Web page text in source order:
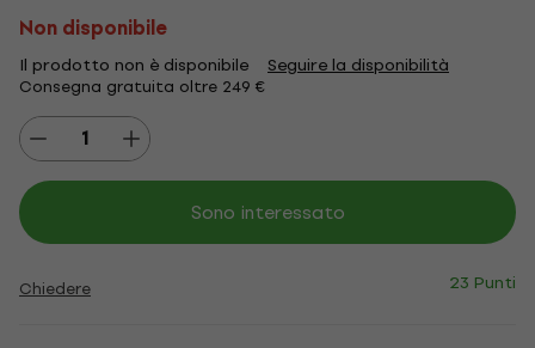
Non disponibile
Il prodotto non è disponibile Seguire la disponibilità
Consegna gratuita oltre 249 €
Sono interessato
Chiedere 23 Punti